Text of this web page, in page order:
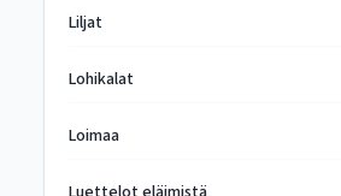
Liljat
Lohikalat
Loimaa